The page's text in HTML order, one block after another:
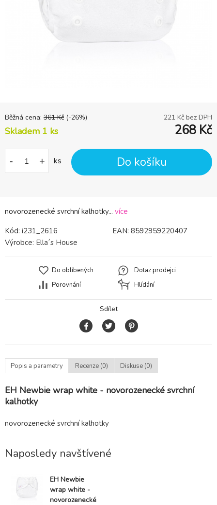
novorozenecké svrchní kalhotky... více
Běžná cena: 361 Kč (-26%) 221 Kč bez DPH
Skladem 1 ks 268 Kč
- + ks Do košíku
Kód: i231_2616 EAN: 8592959220407
Výrobce: Ella´s House
Do oblíbených
Porovnání
Dotaz prodejci
Hlídání
Sdílet
Popis a parametry Recenze (0) Diskuse (0)
EH Newbie wrap white - novorozenecké svrchní
kalhotky
novorozenecké svrchní kalhotky
Naposledy navštívené
EH Newbie
wrap white -
novorozenecké